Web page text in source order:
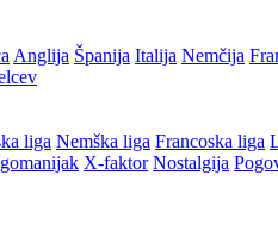
Anglija Španija Italija Nemčija
liga Nemška liga Francoska liga
X-faktor Nostalgija